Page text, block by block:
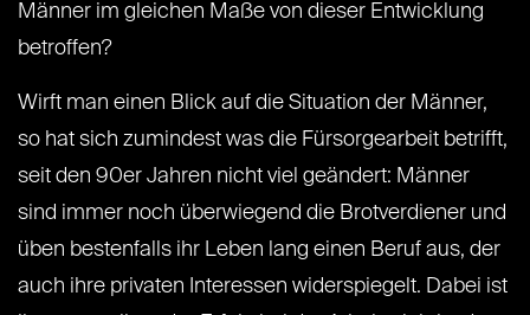
Männer im gleichen Maße von dieser Entwicklung
betroffen?
Wirft man einen Blick auf die Situation der Männer,
so hat sich zumindest was die Fürsorgearbeit betrifft,
seit den 90er Jahren nicht viel geändert: Männer
sind immer noch überwiegend die Brotverdiener und
üben bestenfalls ihr Leben lang einen Beruf aus, der
auch ihre privaten Interessen widerspiegelt. Dabei ist